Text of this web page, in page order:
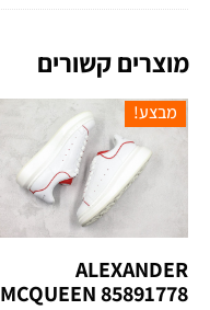
מוצרים קשורים
מבצע!
ALEXANDER
MCQUEEN 85891778